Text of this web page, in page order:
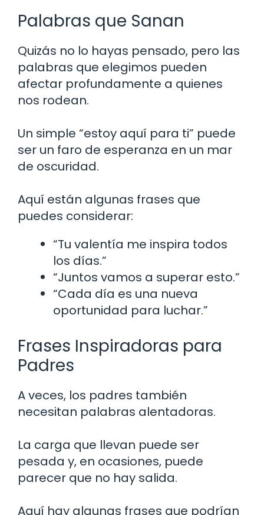
Palabras que Sanan
Quizás no lo hayas pensado, pero las
palabras que elegimos pueden
afectar profundamente a quienes
nos rodean.
Un simple “estoy aquí para ti” puede
ser un faro de esperanza en un mar
de oscuridad.
Aquí están algunas frases que
puedes considerar:
“Tu valentía me inspira todos
los días.”
“Juntos vamos a superar esto.”
“Cada día es una nueva
oportunidad para luchar.”
Frases Inspiradoras para
Padres
A veces, los padres también
necesitan palabras alentadoras.
La carga que llevan puede ser
pesada y, en ocasiones, puede
parecer que no hay salida.
Aquí hay algunas frases que podrían